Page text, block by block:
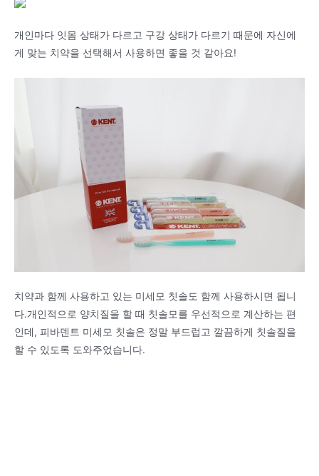
개인마다 잇몸 상태가 다르고 구강 상태가 다르기 때문에 자신에
게 맞는 치약을 선택해서 사용하면 좋을 것 같아요!
치약과 함께 사용하고 있는 미세모 칫솔도 함께 사용하시면 됩니
다.개인적으로 양치질을 할 때 칫솔모를 우선적으로 계산하는 편
인데, 피바덴트 미세모 칫솔은 정말 부드럽고 깔끔하게 칫솔질을
할 수 있도록 도와주었습니다.